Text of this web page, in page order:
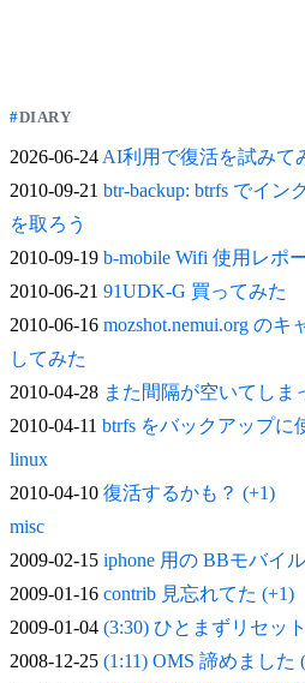
DIARY
2026-06-24AI利用で復活を試みて
2010-09-21 btr-backup: btrfs でイ
を取ろう
2010-09-19 b-mobile Wifi 使用レポ
2010-06-21 91UDK-G 買ってみた
2010-06-16 mozshot.nemui.org の
してみた
2010-04-28 また間隔が空いてし
2010-04-11 btrfs をバックアップに
linux
2010-04-10 復活するかも？ (+1)
misc
2009-02-15 iphone 用の BBモバイ
2009-01-16 contrib 見忘れてた (+1)
2009-01-04 (3:30) ひとまずリセッ
2008-12-25 (1:11) OMS 諦めました